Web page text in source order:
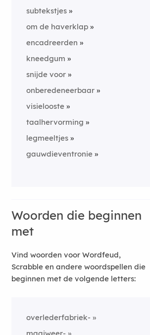
subtekstjes
om de haverklap
encadreerden
kneedgum
snijde voor
onberedeneerbaar
visielooste
taalhervorming
legmeeltjes
gauwdieventronie
Woorden die beginnen
met
Vind woorden voor Wordfeud,
Scrabble en andere woordspellen die
beginnen met de volgende letters:
overlederfabriek-